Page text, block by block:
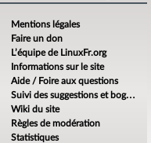
Mentions légales
Faire un don
L’équipe de LinuxFr.org
Informations sur le site
Aide / Foire aux questions
Suivi des suggestions et bogues
Wiki du site
Règles de modération
Statistiques